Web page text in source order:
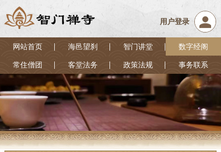
用户登录
网站首页 海邑望刹 智门讲堂 数字经阁
常住僧团 客堂法务 政策法规 事务联系